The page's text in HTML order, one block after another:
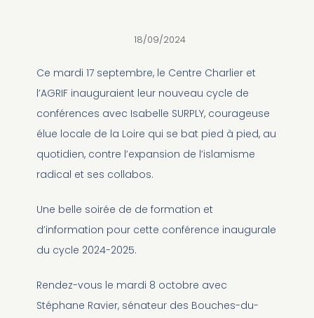
18/09/2024
Ce mardi 17 septembre, le Centre Charlier et
l’AGRIF inauguraient leur nouveau cycle de
conférences avec Isabelle SURPLY, courageuse
élue locale de la Loire qui se bat pied à pied, au
quotidien, contre l’expansion de l’islamisme
radical et ses collabos.
Une belle soirée de de formation et
d’information pour cette conférence inaugurale
du cycle 2024-2025.
Rendez-vous le mardi 8 octobre avec
Stéphane Ravier, sénateur des Bouches-du-